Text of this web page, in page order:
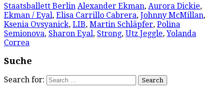
Staatsballett Berlin Alexander Ekman, Aurora Dickie,
Ekman / Eyal, Elisa Carrillo Cabrera, Johnny McMillan,
Ksenia Ovsyanick, LIB, Martin Schläpfer, Polina
Semionova, Sharon Eyal, Strong, Utz Jeggle,Yolanda
Correa
Suche
Search for: